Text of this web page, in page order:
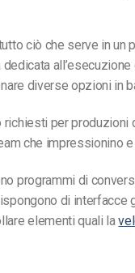
ciò che serve in un
diverse opzioni in
richiesti per
che impressionino
programmi di
di interfacce
elementi quali la